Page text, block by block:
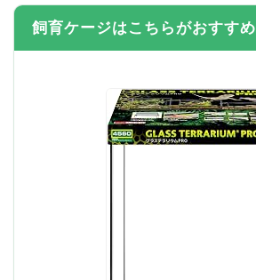
飼育ケージはこちらがおすすめ